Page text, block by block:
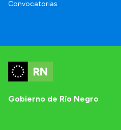
Convocatorias
Gobierno de Río Negro